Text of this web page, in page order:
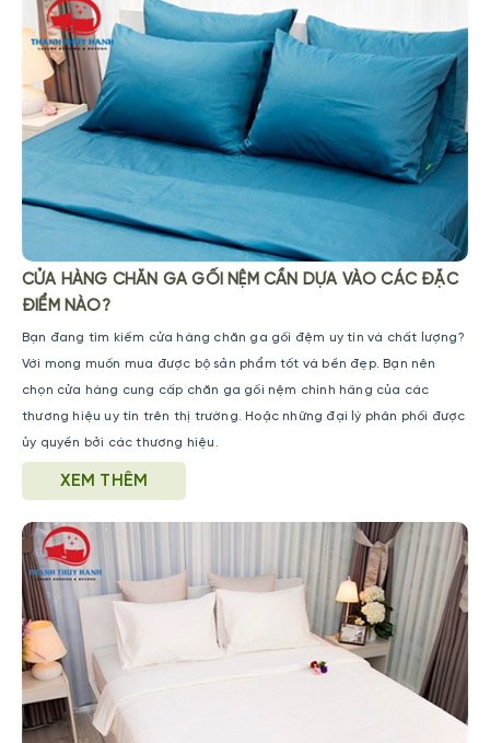
CỬA HÀNG CHĂN GA GỐI NỆM CẦN DỰA VÀO CÁC ĐẶC
ĐIỂM NÀO?
Bạn đang tìm kiếm cửa hàng chăn ga gối đệm uy tín và chất lượng?
Với mong muốn mua được bộ sản phẩm tốt và bền đẹp. Bạn nên
chọn cửa hàng cung cấp chăn ga gối nệm chính hãng của các
thương hiệu uy tín trên thị trường. Hoặc những đại lý phân phối được
ủy quyền bởi các thương hiệu.
XEM THÊM